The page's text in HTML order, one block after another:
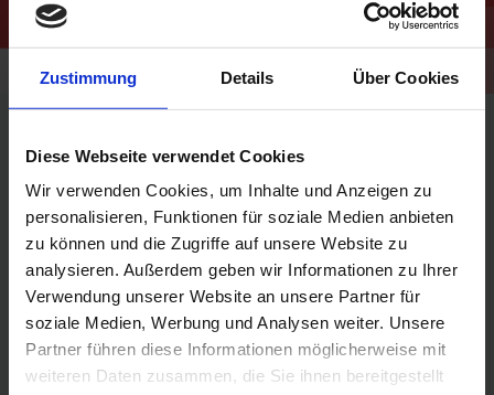
Zustimmung Details Über Cookies
Diese Webseite verwendet Cookies
Wir verwenden Cookies, um Inhalte und Anzeigen zu
personalisieren, Funktionen für soziale Medien anbieten
zu können und die Zugriffe auf unsere Website zu
analysieren. Außerdem geben wir Informationen zu Ihrer
Verwendung unserer Website an unsere Partner für
soziale Medien, Werbung und Analysen weiter. Unsere
Partner führen diese Informationen möglicherweise mit
weiteren Daten zusammen, die Sie ihnen bereitgestellt
Professioneller Partner für Business- und
Privatwäsche
Outdoorbekleidung umfasst einen großen Bereich, hat wichtige
Ski-, Wander-, Regen- und Sportbekleidungen bestehen aus
besonderen Stoffen, die wasserfest, atmungsaktiv und ggf.
wärmen sollen.
Auf alle diese Eigenschaften gehen wir bei der Reinigung ein und
erhalten die Funtionen für Ihren nächsten Outdoortrip.